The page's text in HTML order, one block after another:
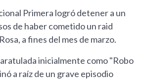
Primera logró detener a un
de haber cometido un raid
a fines del mes de marzo.
inicialmente como "Robo
a raíz de un grave episodio